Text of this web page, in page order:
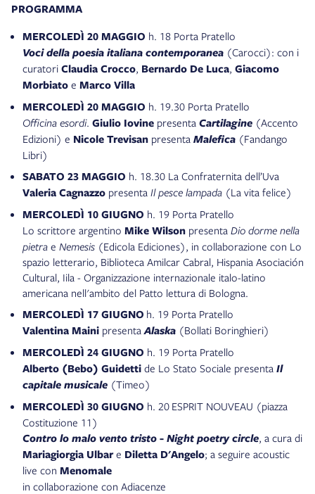
PROGRAMMA
MERCOLEDÌ 20 MAGGIO h. 18 Porta Pratello
Voci della poesia italiana contemporanea (Carocci): con i
curatori Claudia Crocco, Bernardo De Luca, Giacomo
Morbiato e Marco Villa
MERCOLEDÌ 20 MAGGIO h. 19.30 Porta Pratello
Officina esordi. Giulio Iovine presenta Cartilagine (Accento
Edizioni) e Nicole Trevisan presenta Malefica (Fandango
Libri)
SABATO 23 MAGGIO h. 18.30 La Confraternita dell’Uva
Valeria Cagnazzo presenta Il pesce lampada (La vita felice)
MERCOLEDÌ 10 GIUGNO h. 19 Porta Pratello
Lo scrittore argentino Mike Wilson presenta Dio dorme nella
pietra e Nemesis (Edicola Ediciones), in collaborazione con Lo
spazio letterario, Biblioteca Amilcar Cabral, Hispania Asociación
Cultural, Iila - Organizzazione internazionale italo-latino
americana nell'ambito del Patto lettura di Bologna.
MERCOLEDÌ 17 GIUGNO h. 19 Porta Pratello
Valentina Maini presenta Alaska (Bollati Boringhieri)
MERCOLEDÌ 24 GIUGNO h. 19 Porta Pratello
Alberto (Bebo) Guidetti de Lo Stato Sociale presenta Il
capitale musicale (Timeo)
MERCOLEDÌ 30 GIUGNO h. 20 ESPRIT NOUVEAU (piazza
Costituzione 11)
Contro lo malo vento tristo - Night poetry circle, a cura di
Mariagiorgia Ulbare Diletta D'Angelo; a seguire acoustic
live con Menomale
in collaborazione con Adiacenze